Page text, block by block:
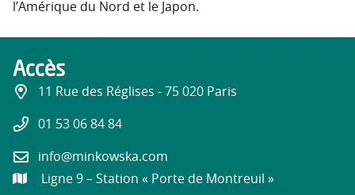
l’Amérique du Nord et le Japon.
Accès
11 Rue des Réglises - 75 020 Paris
01 53 06 84 84
info@minkowska.com
Ligne 9 – Station « Porte de Montreuil »